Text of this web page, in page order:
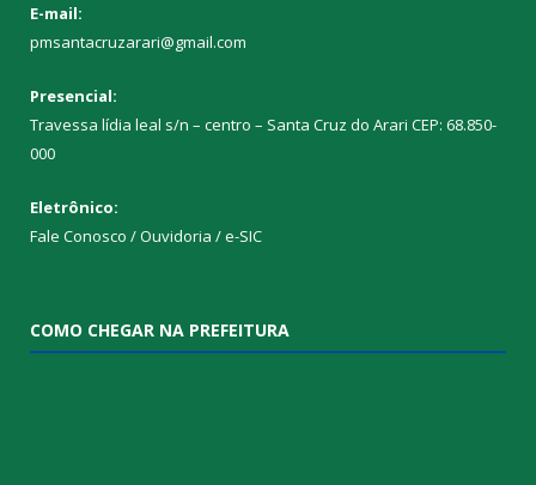
E-mail:
pmsantacruzarari@gmail.com
Presencial:
Travessa lídia leal s/n – centro – Santa Cruz do Arari CEP: 68.850-
000
Eletrônico:
Fale Conosco / Ouvidoria / e-SIC
COMO CHEGAR NA PREFEITURA